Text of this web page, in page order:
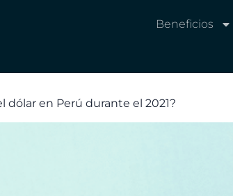
Beneficios
dólar en Perú durante el 2021?